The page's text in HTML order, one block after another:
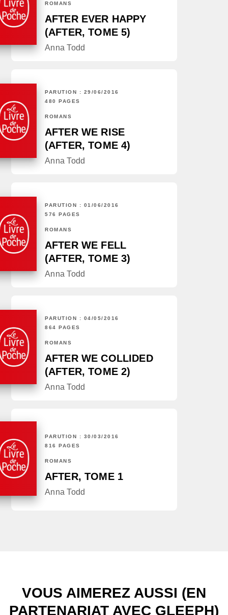
ROMANS
AFTER EVER HAPPY
(AFTER, TOME 5)
Anna Todd
PARUTION : 29/06/2016
480 PAGES
ROMANS
AFTER WE RISE
(AFTER, TOME 4)
Anna Todd
PARUTION : 01/06/2016
576 PAGES
ROMANS
AFTER WE FELL
(AFTER, TOME 3)
Anna Todd
PARUTION : 04/05/2016
864 PAGES
ROMANS
AFTER WE COLLIDED
(AFTER, TOME 2)
Anna Todd
PARUTION : 30/03/2016
816 PAGES
ROMANS
AFTER, TOME 1
Anna Todd
VOUS AIMEREZ AUSSI (EN
PARTENARIAT AVEC GLEEPH)